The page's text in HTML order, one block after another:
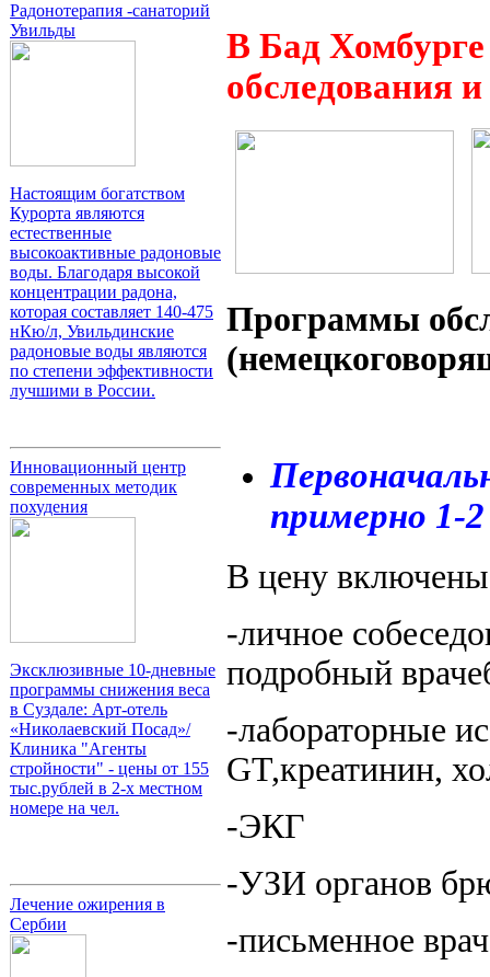
Радонотерапия -санаторий
Увильды
Настоящим богатством
Курорта являются
естественные
высокоактивные радоновые
воды. Благодаря высокой
концентрации радона,
которая составляет 140-475
нКю/л, Увильдинские
радоновые воды являются
по степени эффективности
лучшими в России.
Инновационный центр
современных методик
похудения
Эксклюзивные 10-дневные
программы снижения веса
в Суздале: Арт-отель
«Николаевский Посад»/
Клиника "Агенты
стройности" - цены от 155
тыс.рублей в 2-х местном
номере на чел.
Лечение ожирения в
Сербии
В Бад
обследования
Программы
примерно 1-
В цену
-личное
подробный
-лабораторные
GT,креатинин,
-ЭКГ
-УЗИ органов
-письменное